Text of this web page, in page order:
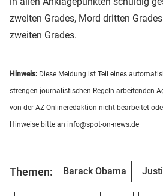
zweiten Grades, Mord dritten
zweiten Grades.
Hinweis: Diese Meldung ist Teil eines
strengen journalistischen Regeln arbeitenden
von der AZ-Onlineredaktion nicht bearbeitet
Hinweise bitte an info@spot-on-news.de
Themen: Barack Obama